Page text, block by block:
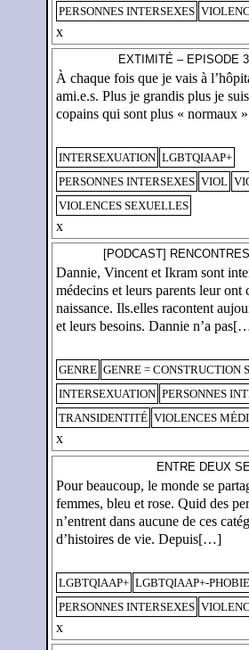
PERSONNES INTERSEXES
x
EXTIMITÉ – EPISODE
À chaque fois que je vais à
ami.e.s. Plus je grandis plus je
copains qui sont plus « normaux
INTERSEXUATION LGBTQIAAP+
PERSONNES INTERSEXES VIOL
VIOLENCES SEXUELLES
x
[PODCAST]
Dannie, Vincent et Ikram sont
médecins et leurs parents leur ont
naissance. Ils.elles racontent
et leurs besoins. Dannie n’a
GENRE GENRE = CONSTRUCTION
INTERSEXUATION PERSONNES
TRANSIDENTITÉ VIOLENCES
x
ENTRE DEUX
Pour beaucoup, le monde se
femmes, bleu et rose. Quid des
n’entrent dans aucune de ces
d’histoires de vie. Depuis[…]
LGBTQIAAP+ LGBTQIAAP+-
PERSONNES INTERSEXES
x